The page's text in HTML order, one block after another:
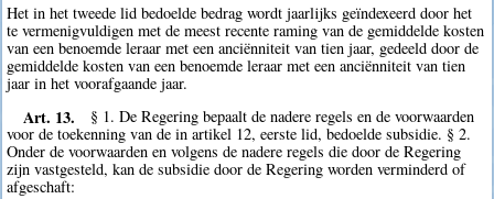
Het in het tweede lid bedoelde bedrag wordt jaarlijks geïndexeerd door het
te vermenigvuldigen met de meest recente raming van de gemiddelde kosten
van een benoemde leraar met een anciënniteit van tien jaar, gedeeld door de
gemiddelde kosten van een benoemde leraar met een anciënniteit van tien
jaar in het voorafgaande jaar.
Art. 13.
§ 1. De Regering bepaalt de nadere regels en de voorwaarden
voor de toekenning van de in artikel 12, eerste lid, bedoelde subsidie. § 2.
Onder de voorwaarden en volgens de nadere regels die door de Regering
zijn vastgesteld, kan de subsidie door de Regering worden verminderd of
afgeschaft: